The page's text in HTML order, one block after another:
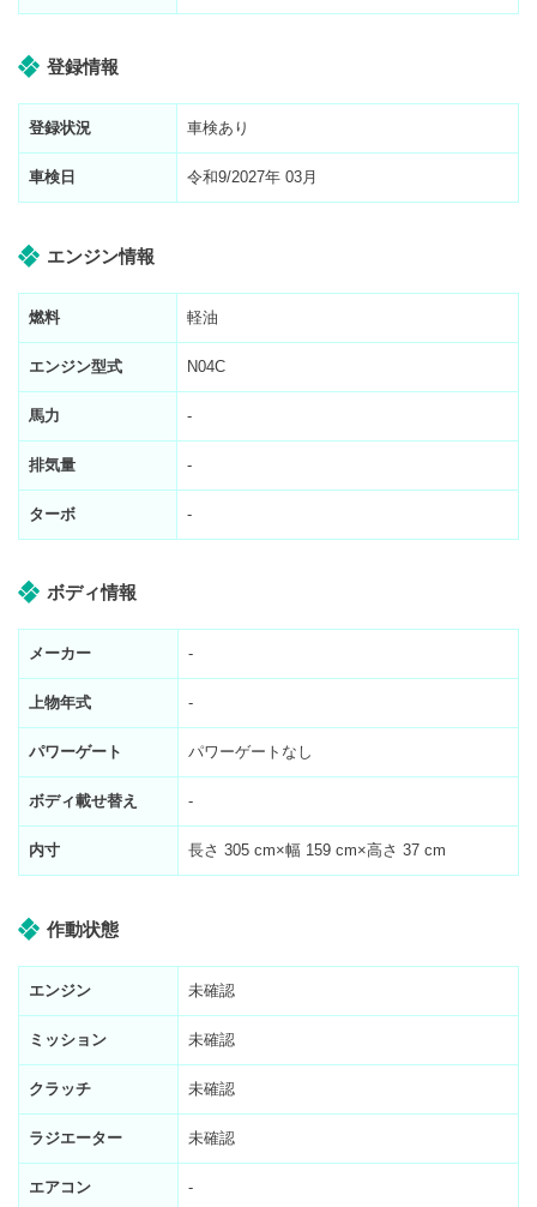
登録情報
登録状況 車検あり
車検日 令和9/2027年 03月
エンジン情報
燃料 軽油
エンジン型式 N04C
馬力 -
排気量 -
ターボ -
ボディ情報
メーカー -
上物年式 -
パワーゲート パワーゲートなし
ボディ載せ替え -
内寸 長さ 305 cm×幅 159 cm×高さ 37 cm
作動状態
エンジン 未確認
ミッション 未確認
クラッチ 未確認
ラジエーター 未確認
エアコン -